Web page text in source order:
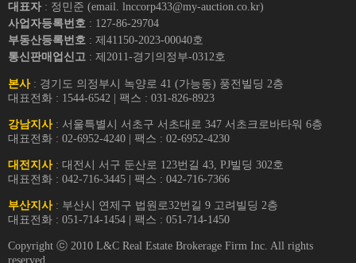
대표자 : 정민준 (email. lnccorp433@my-auction.co.kr)
사업자등록번호 : 127-86-29704
부동산등록번호 : 제41150-2023-00040호
통신판매업신고 : 제2011-경기의정부-0312호
본사: 경기도 의정부시 녹양로 41 (가능동) 풍전빌딩 2층
대표전화 : 1544-6542 | 팩스 : 031-826-8923
강남지사: 서울특별시 서초구 서초대로 347 서초크로바타워 6층
대표전화 : 02-6952-4240 | 팩스 : 02-6952-4230
대전지사: 대전시 서구 둔산로 123번길 43, PJ빌딩 302호
대표전화 : 042-716-3445 | 팩스 : 042-716-7366
부산지사: 부산시 연제구 법원로32번길 9 고려빌딩 2층
대표전화 : 051-714-1454 | 팩스 : 051-714-1450
Copyright ⓒ 2010 L&C Real Estate Brokerage Firm Inc. All rights
reserved.